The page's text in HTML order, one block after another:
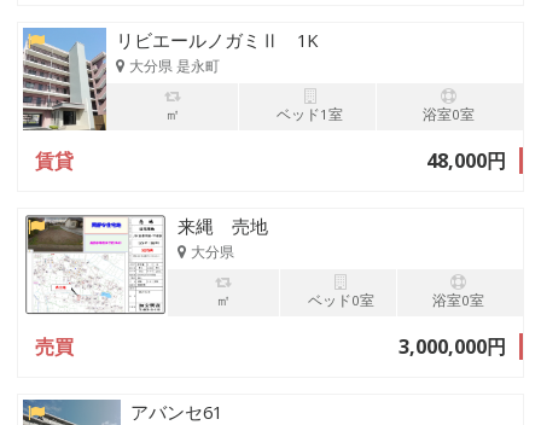
リビエールノガミⅡ 1K
大分県 是永町
㎡ ベッド1室 浴室0室
賃貸 48,000円
来縄 売地
大分県
㎡ ベッド0室 浴室0室
売買 3,000,000円
アバンセ61